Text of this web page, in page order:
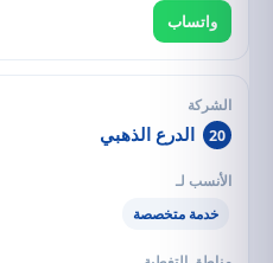
واتساب
20 الدرع الذهبي
خدمة متخصصة